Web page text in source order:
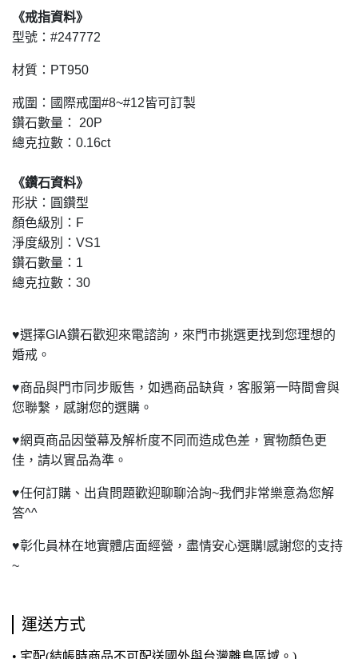
《戒指資料》
型號：#247772
材質：PT950
戒圍：國際戒圍#8~#12皆可訂製
鑽石數量： 20P
總克拉數：0.16ct
《鑽石資料》
形狀：圓鑽型
顏色級別：F
淨度級別：VS1
鑽石數量：1
總克拉數：30
♥選擇GIA鑽石歡迎來電諮詢，來門市挑選更找到您理想的
婚戒。
♥商品與門市同步販售，如遇商品缺貨，客服第一時間會與
您聯繫，感謝您的選購。
♥網頁商品因螢幕及解析度不同而造成色差，實物顏色更
佳，請以實品為準。
♥任何訂購、出貨問題歡迎聊聊洽詢~我們非常樂意為您解
答^^
♥彰化員林在地實體店面經營，盡情安心選購!感謝您的支持
~
運送方式